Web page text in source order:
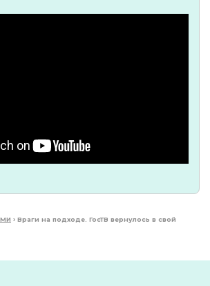
› Враги на подходе. ГосТВ вернулось в свой